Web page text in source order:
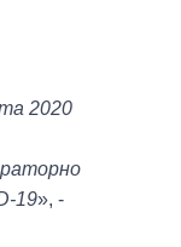
2020
19», -